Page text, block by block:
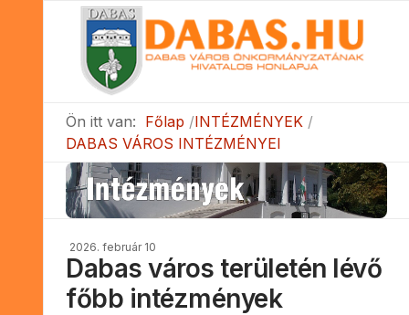
Ön itt van: Főlap
INTÉZMÉNYEK
DABAS VÁROS INTÉZMÉNYEI
2026. február 10
Dabas város területén lévő
főbb intézmények